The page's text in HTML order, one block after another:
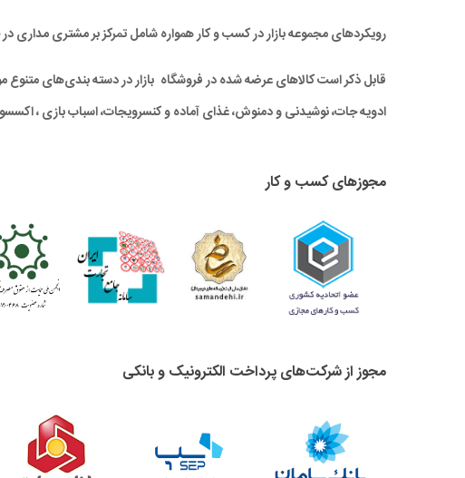
رویکردهای مجموعه بازار در کسب و کار همواره شامل تمرکز بر مشتری
قابل ذکر است کالاهای عرضه شده در فروشگاه بازار در دسته بندی‌های متنوع
ادویه جات، نوشیدنی و دمنوش، غذای آماده و کنسرویجات، اسباب بازی ،
مجوزهای کسب و کار
مجوز از شرکت‌های پرداخت الکترونیک و بانکی